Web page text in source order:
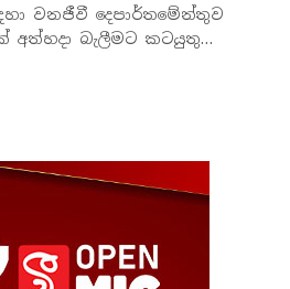
වනජීවී දෙපාර්තමේන්තුව
අත්හදා බැලීමට කටයුතු…